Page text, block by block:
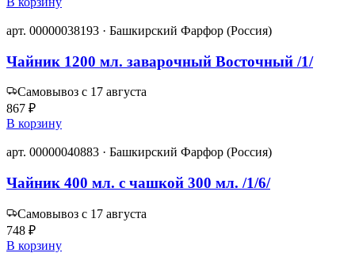
арт. 00000038193 · Башкирский Фарфор (Россия)
Чайник 1200 мл. заварочный Восточный /1/
Самовывоз с 17 августа
867 ₽
В корзину
арт. 00000040883 · Башкирский Фарфор (Россия)
Чайник 400 мл. с чашкой 300 мл. /1/6/
Самовывоз с 17 августа
748 ₽
В корзину